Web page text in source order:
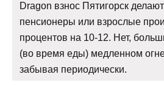
Dragon взнос Пятигорск
пенсионеры или взрослые
процентов на 10-12. Нет,
(во время еды) медленном
забывая периодически.